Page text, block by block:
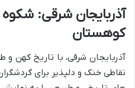
آذربایجان شرقی:
کوهستان
آذربایجان شرقی، با تاریخ کهن و
نقاطی خنک و دلپذیر برای